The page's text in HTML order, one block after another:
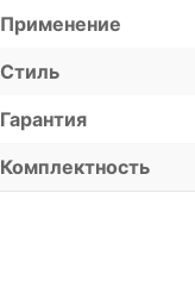
Применение
Стиль
Гарантия
Комплектность